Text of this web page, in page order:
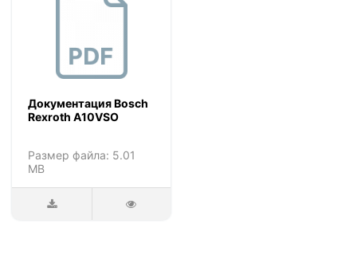
Документация Bosch
Rexroth A10VSO
Размер файла: 5.01
MB